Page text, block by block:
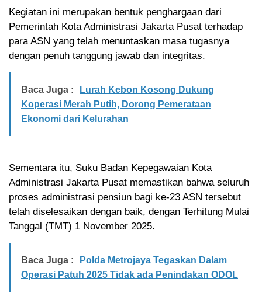
Kegiatan ini merupakan bentuk penghargaan dari
Pemerintah Kota Administrasi Jakarta Pusat terhadap
para ASN yang telah menuntaskan masa tugasnya
dengan penuh tanggung jawab dan integritas.
Baca Juga :
Lurah Kebon Kosong Dukung
Koperasi Merah Putih, Dorong Pemerataan
Ekonomi dari Kelurahan
Sementara itu, Suku Badan Kepegawaian Kota
Administrasi Jakarta Pusat memastikan bahwa seluruh
proses administrasi pensiun bagi ke-23 ASN tersebut
telah diselesaikan dengan baik, dengan Terhitung Mulai
Tanggal (TMT) 1 November 2025.
Baca Juga :
Polda Metrojaya Tegaskan Dalam
Operasi Patuh 2025 Tidak ada Penindakan ODOL